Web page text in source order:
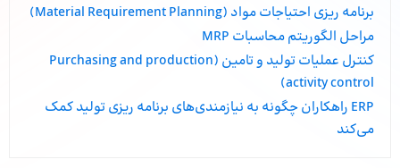
برنامه ریزی احتیاجات مواد (Material Requirement Planning)
مراحل الگوریتم محاسبات MRP
کنترل عملیات تولید و تامین (Purchasing and production
activity control)
ERP راهکاران چگونه به نیازمندی‌های برنامه ریزی تولید کمک
می‌کند